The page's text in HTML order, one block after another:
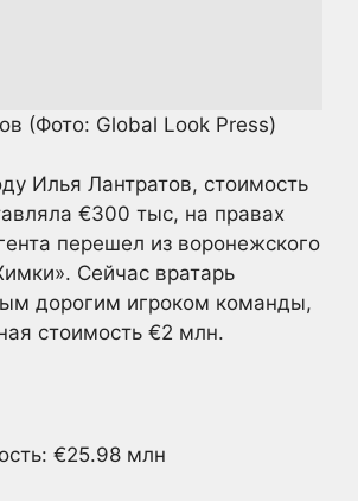
(Фото: Global Look Press)
Илья Лантратов, стоимость
€300 тыс, на правах
перешел из воронежского
Сейчас вратарь
дорогим игроком команды,
стоимость €2 млн.
€25.98 млн